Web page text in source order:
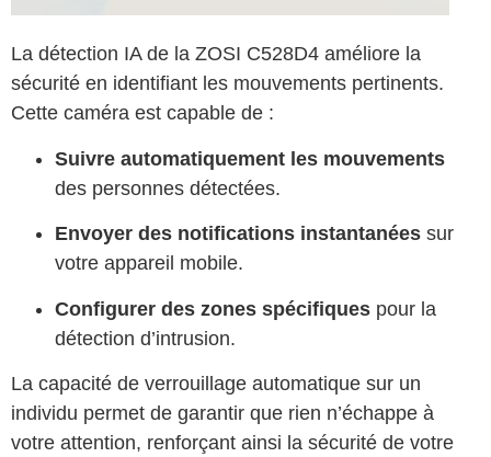
La détection IA de la ZOSI C528D4 améliore la
sécurité en identifiant les mouvements pertinents.
Cette caméra est capable de :
Suivre automatiquement les mouvements
des personnes détectées.
Envoyer des notifications instantanées sur
votre appareil mobile.
Configurer des zones spécifiques pour la
détection d’intrusion.
La capacité de verrouillage automatique sur un
individu permet de garantir que rien n’échappe à
votre attention, renforçant ainsi la sécurité de votre